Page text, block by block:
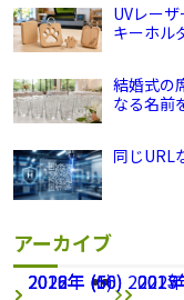
UVレー
キーホル
結婚式の
なる名前
同じURL
アーカイブ
2026年 (66) 2025
2022年 (1) 2021
2018年 (50) 2017